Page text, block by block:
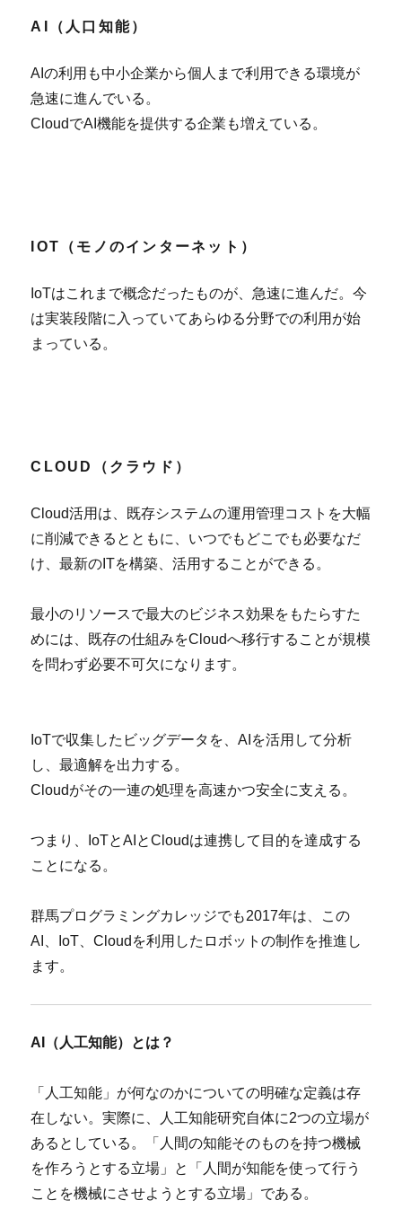
AI（人口知能）
AIの利用も中小企業から個人まで利用できる環境が
急速に進んでいる。
CloudでAI機能を提供する企業も増えている。
IOT（モノのインターネット）
IoTはこれまで概念だったものが、急速に進んだ。今
は実装段階に入っていてあらゆる分野での利用が始
まっている。
CLOUD（クラウド）
Cloud活用は、既存システムの運用管理コストを大幅
に削減できるとともに、いつでもどこでも必要なだ
け、最新のITを構築、活用することができる。
最小のリソースで最大のビジネス効果をもたらすた
めには、既存の仕組みをCloudへ移行することが規模
を問わず必要不可欠になります。
IoTで収集したビッグデータを、AIを活用して分析
し、最適解を出力する。
Cloudがその一連の処理を高速かつ安全に支える。
つまり、IoTとAIとCloudは連携して目的を達成する
ことになる。
群馬プログラミングカレッジでも2017年は、この
AI、IoT、Cloudを利用したロボットの制作を推進し
ます。
AI（人工知能）とは？
「人工知能」が何なのかについての明確な定義は存
在しない。実際に、人工知能研究自体に2つの立場が
あるとしている。「人間の知能そのものを持つ機械
を作ろうとする立場」と「人間が知能を使って行う
ことを機械にさせようとする立場」である。